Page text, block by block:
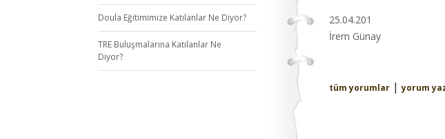
Doula Eğitimimize Katılanlar Ne Diyor?
TRE Buluşmalarına Katılanlar Ne
Diyor?
25.04.201
İrem Günay
tüm yorumlar |yorum